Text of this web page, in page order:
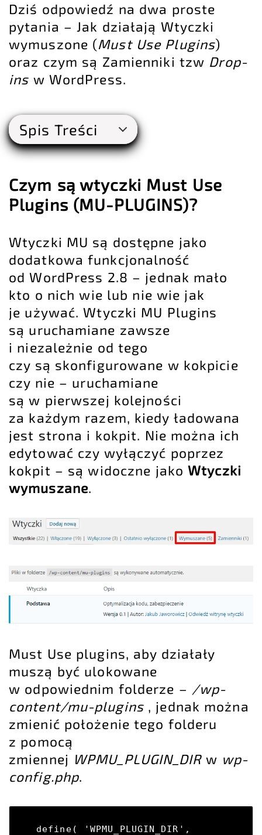
Dziś odpowiedź na dwa proste
pytania – Jak działają Wtyczki
wymuszone (Must Use Plugins)
oraz czym są Zamienniki tzw Drop-
ins w WordPress.
Spis Treści
Czym są wtyczki Must Use
Plugins (MU-PLUGINS)?
Wtyczki MU są dostępne jako
dodatkowa funkcjonalność
od WordPress 2.8 – jednak mało
kto o nich wie lub nie wie jak
je używać. Wtyczki MU Plugins
są uruchamiane zawsze
i niezależnie od tego
czy są skonfigurowane w kokpicie
czy nie – uruchamiane
są w pierwszej kolejności
za każdym razem, kiedy ładowana
jest strona i kokpit. Nie można ich
edytować czy wyłączyć poprzez
kokpit – są widoczne jakoWtyczki
wymuszane.
Must Use plugins, aby działały
muszą być ulokowane
w odpowiednim folderze – /wp-
content/mu-plugins, jednak można
zmienić położenie tego folderu
z pomocą
zmiennej WPMU_PLUGIN_DIRw wp-
config.php.
define( 'WPMU_PLUGIN_DIR',